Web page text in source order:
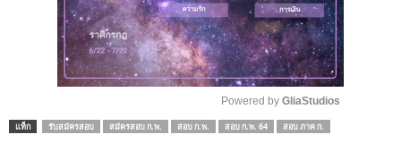
M
Powered by GliaStudios
แท็ก รับสมัครสอบ สมัครสอบ ก.พ. สอบ ก.พ. สอบ ก.พ. 64 สอบ ภาค ก.